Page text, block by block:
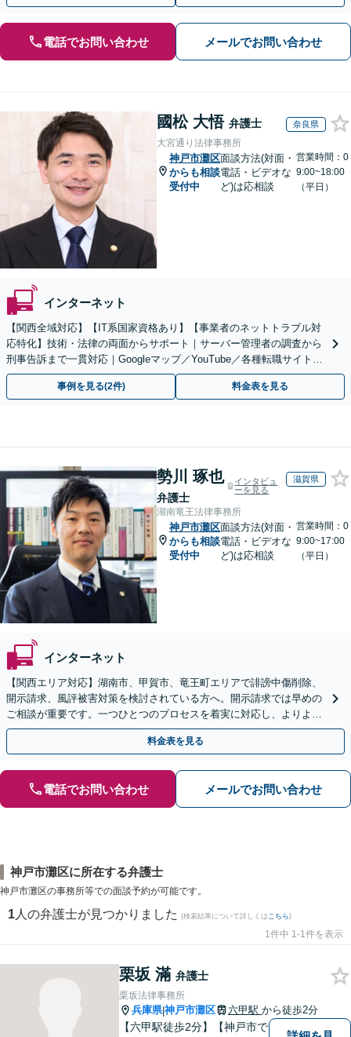
電話でお問い合わせ メールでお問い合わせ
國松 大悟 弁護士 奈良県
大宮通り法律事務所
神戸市灘区
からも相談
受付中
面談方法(対面・
電話・ビデオな
ど)は応相談
営業時間：0
9:00~18:00
（平日）
インターネット
【関西全域対応】【IT系国家資格あり】【事業者のネットトラブル対
応特化】技術・法律の両面からサポート｜サーバー管理者の調査から
刑事告訴まで一貫対応｜Googleマップ／YouTube／各種転職サイトに
特化
事例を見る(2件) 料金表を見る
勢川 琢也
弁護士
インタビュ
ーを見る
滋賀県
湖南竜王法律事務所
神戸市灘区
からも相談
受付中
面談方法(対面・
電話・ビデオな
ど)は応相談
営業時間：0
9:00~17:00
（平日）
インターネット
【関西エリア対応】湖南市、甲賀市、竜王町エリアで誹謗中傷削除、
開示請求、風評被害対策を検討されている方へ。開示請求では早めの
ご相談が重要です。一つひとつのプロセスを着実に対応し、よりよい
解決に向けて尽力いたします【Web面談OK】
料金表を見る
電話でお問い合わせ メールでお問い合わせ
神戸市灘区に所在する弁護士
神戸市灘区の事務所等での面談予約が可能です。
1 人の弁護士が見つかりました (検索結果について詳しくは こちら)
1件中 1-1件を表示
栗坂 滿 弁護士
栗坂法律事務所
兵庫県|神戸市灘区 六甲駅 から徒歩2分
【六甲駅徒歩2分】【神戸市で